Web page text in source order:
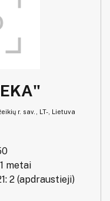
r. sav., LT-, Lietuva
metai
2 (apdraustieji)